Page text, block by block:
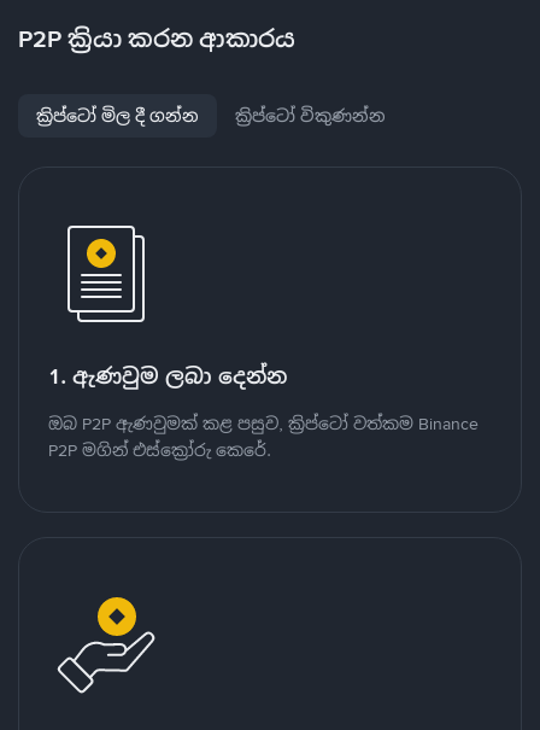
P2P ක්‍රියා කරන ආකාරය
ක්‍රිප්ටෝ මිල දී ගන්න ක්‍රිප්ටෝ විකුණන්න
1. ඇණවුම ලබා දෙන්න
ඔබ P2P ඇණවුමක් කළ පසුව, ක්‍රිප්ටෝ වත්කම Binance
P2P මගින් එස්ක්‍රෝරු කෙරේ.